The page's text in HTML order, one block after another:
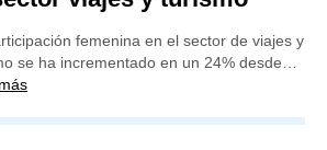
femenina en el sector de viajes y
se ha incrementado en un 24% desde…